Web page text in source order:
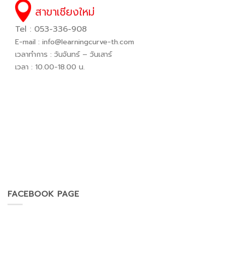
สาขาเชียงใหม่
Tel : 053-336-908
E-mail : info@learningcurve-th.com
เวลาทำการ : วันจันทร์ – วันเสาร์
เวลา : 10.00-18.00 น.
FACEBOOK PAGE